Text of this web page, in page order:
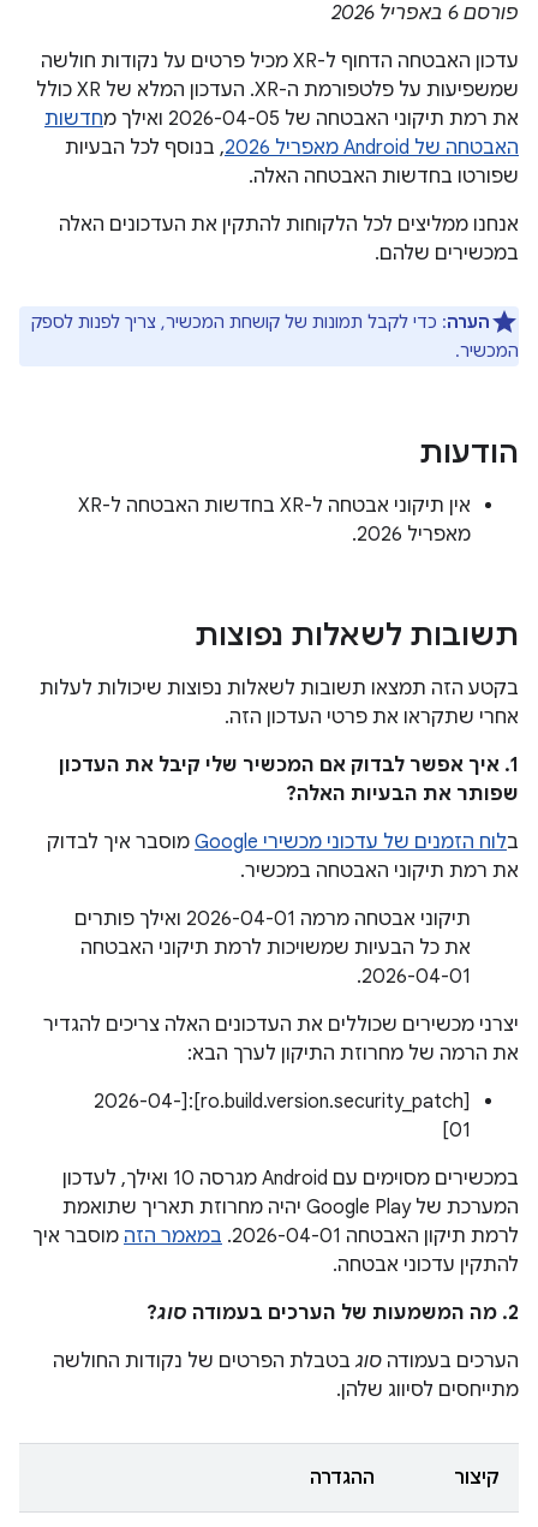
פורסם 6 באפריל 2026
עדכון האבטחה הדחוף ל-XR מכיל פרטים על נקודות חולשה
שמשפיעות על פלטפורמת ה-XR. העדכון המלא של XR כולל
את רמת תיקוני האבטחה של 2026-04-05 ואילך מ
חדשות
האבטחה של Android מאפריל 2026
, בנוסף לכל הבעיות
שפורטו בחדשות האבטחה האלה.
אנחנו ממליצים לכל הלקוחות להתקין את העדכונים האלה
במכשירים שלהם.
הערה: כדי לקבל תמונות של קושחת המכשיר, צריך לפנות לספק
המכשיר.
הודעות
אין תיקוני אבטחה ל-XR בחדשות האבטחה ל-XR
מאפריל 2026.
תשובות לשאלות נפוצות
בקטע הזה תמצאו תשובות לשאלות נפוצות שיכולות לעלות
אחרי שתקראו את פרטי העדכון הזה.
1. איך אפשר לבדוק אם המכשיר שלי קיבל את העדכון
שפותר את הבעיות האלה?
בלוח הזמנים של עדכוני מכשירי Google
מוסבר איך לבדוק
את רמת תיקוני האבטחה במכשיר.
תיקוני אבטחה מרמה 2026-04-01 ואילך פותרים
את כל הבעיות שמשויכות לרמת תיקוני האבטחה
2026-04-01.
יצרני מכשירים שכוללים את העדכונים האלה צריכים להגדיר
את הרמה של מחרוזת התיקון לערך הבא:
[ro.build.version.security_patch]:[2026-04-
01]
במכשירים מסוימים עם Android מגרסה 10 ואילך, לעדכון
המערכת של Google Play יהיה מחרוזת תאריך שתואמת
לרמת תיקון האבטחה 2026-04-01.
במאמר הזה מוסבר איך
להתקין עדכוני אבטחה.
2. מה המשמעות של הערכים בעמודה
סוג?
הערכים בעמודה סוג בטבלת הפרטים של נקודות החולשה
מתייחסים לסיווג שלהן.
קיצור ההגדרה